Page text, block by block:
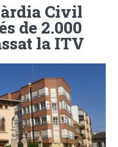
Civil
de 2.000
la ITV